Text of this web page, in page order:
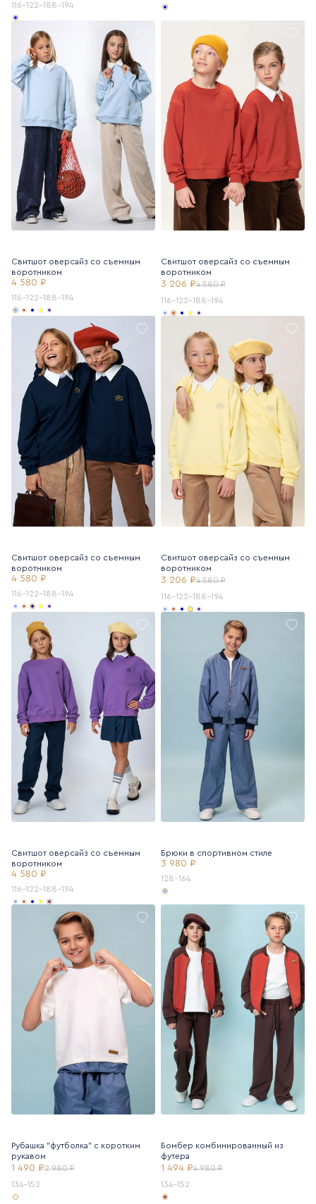
116-122-188-194
Свитшот оверсайз со съемным
воротником
4 580 ₽
116-122-188-194
Свитшот оверсайз со съемным
воротником
3 206 ₽4 580 ₽
116-122-188-194
Свитшот оверсайз со съемным
воротником
4 580 ₽
116-122-188-194
Свитшот оверсайз со съемным
воротником
3 206 ₽4 580 ₽
116-122-188-194
Свитшот оверсайз со съемным
воротником
4 580 ₽
116-122-188-194
Брюки в спортивном стиле
3 980 ₽
128-164
Рубашка "футболка" с коротким
рукавом
1 490 ₽2 980 ₽
134-152
Бомбер комбинированный из
футера
1 494 ₽4 980 ₽
134-152